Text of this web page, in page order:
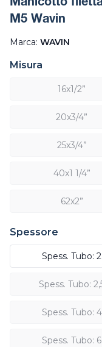
Manicotto
M5 Wavin
Marca: WAVIN
Misura
16x1/2”
20x3/4”
25x3/4”
40x1 1/4”
62x2”
Spessore
Spess. Tubo: 2
Spess. Tubo:
Spess. Tubo: 4
Spess. Tubo: 6